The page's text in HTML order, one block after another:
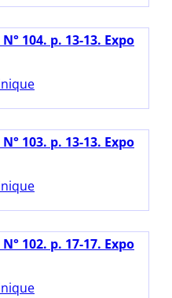
104. p. 13-13. Expo
103. p. 13-13. Expo
102. p. 17-17. Expo